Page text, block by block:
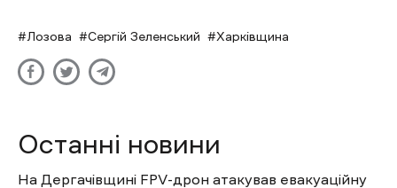
Лозова Сергій Зеленський Харківщина
Останні новини
На Дергачівщині FPV-дрон атакував евакуаційну